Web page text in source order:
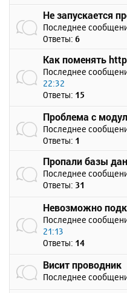
Не запускается
Последнее
Ответы: 6
Как поменять
Последнее
22:32
Ответы: 15
Проблема с
Последнее
Ответы: 1
Пропали базы
Последнее
Ответы: 31
Невозможно
Последнее
21:13
Ответы: 14
Висит проводник
Последнее